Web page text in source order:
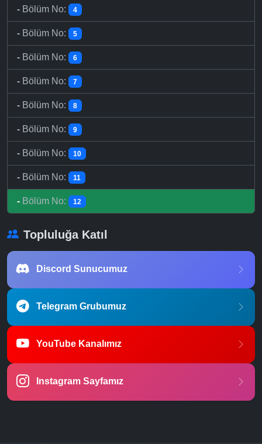
- Bölüm No: 4
- Bölüm No: 5
- Bölüm No: 6
- Bölüm No: 7
- Bölüm No: 8
- Bölüm No: 9
- Bölüm No: 10
- Bölüm No: 11
- Bölüm No: 12
Topluluğa Katıl
Discord Sunucumuz
Telegram Grubumuz
YouTube Kanalımız
Instagram Sayfamız